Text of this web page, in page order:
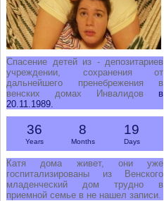
Спасение детей из - депозитариев
учреждении, сохранения от
дальнейшего пренебрежения в
венских домах Инвалидов в
20.11.1989.
36
Years
8
Months
19
Days
Катя дома живет, они уже
госпитализированы из Венского
младенческий дом трудно в
приемной семье в не нашел записи.